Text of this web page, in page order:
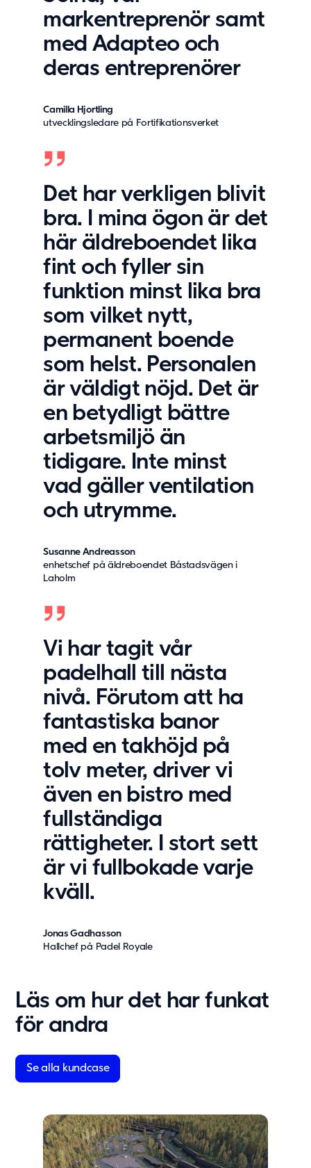
markentreprenör samt
med Adapteo och
deras entreprenörer
Camilla Hjortling
utvecklingsledare på Fortifikationsverket
Det har verkligen blivit
bra. I mina ögon är det
här äldreboendet lika
fint och fyller sin
funktion minst lika bra
som vilket nytt,
permanent boende
som helst. Personalen
är väldigt nöjd. Det är
en betydligt bättre
arbetsmiljö än
tidigare. Inte minst
vad gäller ventilation
och utrymme.
Susanne Andreasson
enhetschef på äldreboendet Båstadsvägen i
Laholm
Vi har tagit vår
padelhall till nästa
nivå. Förutom att ha
fantastiska banor
med en takhöjd på
tolv meter, driver vi
även en bistro med
fullständiga
rättigheter. I stort sett
är vi fullbokade varje
kväll.
Jonas Gadhasson
Hallchef på Padel Royale
Läs om hur det har funkat
för andra
Se alla kundcase